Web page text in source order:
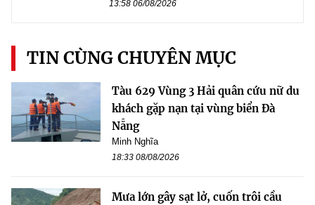
13:58 06/08/2026
TIN CÙNG CHUYÊN MỤC
Tàu 629 Vùng 3 Hải quân cứu nữ du
khách gặp nạn tại vùng biển Đà
Nẵng
Minh Nghĩa
18:33 08/08/2026
Mưa lớn gây sạt lở, cuốn trôi cầu